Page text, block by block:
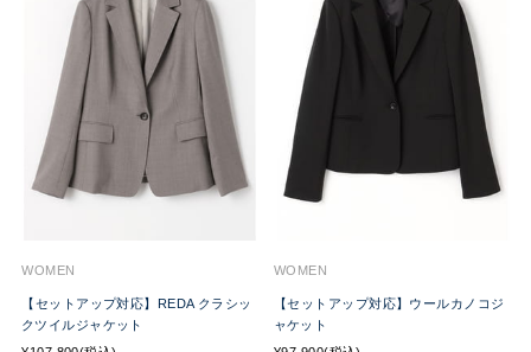
WOMEN
【セットアップ対応】REDA クラシッ
クツイルジャケット
WOMEN
【セットアップ対応】ウールカノコジ
ャケット